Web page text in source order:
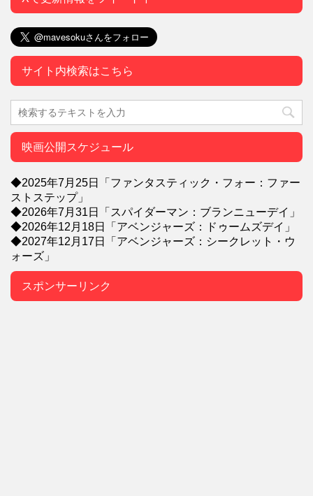
サイト内検索はこちら
映画公開スケジュール
◆2025年7月25日「ファンタスティック・フォー：ファー
ストステップ」
◆2026年7月31日「スパイダーマン：ブランニューデイ」
◆2026年12月18日「アベンジャーズ：ドゥームズデイ」
◆2027年12月17日「アベンジャーズ：シークレット・ウ
ォーズ」
スポンサーリンク